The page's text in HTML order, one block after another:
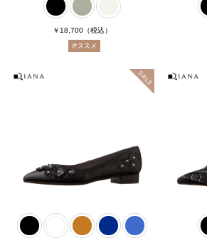
￥18,700 （税込）